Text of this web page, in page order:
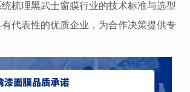
梳理黑武士窗膜行业的技术标准与选型
代表性的优质企业，为合作决策提供专